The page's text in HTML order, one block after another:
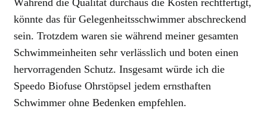
könnte das für Gelegenheitsschwimmer abschreckend
sein. Trotzdem waren sie während meiner gesamten
Schwimmeinheiten sehr verlässlich und boten einen
hervorragenden Schutz. Insgesamt würde ich die
Speedo Biofuse Ohrstöpsel jedem ernsthaften
Schwimmer ohne Bedenken empfehlen.